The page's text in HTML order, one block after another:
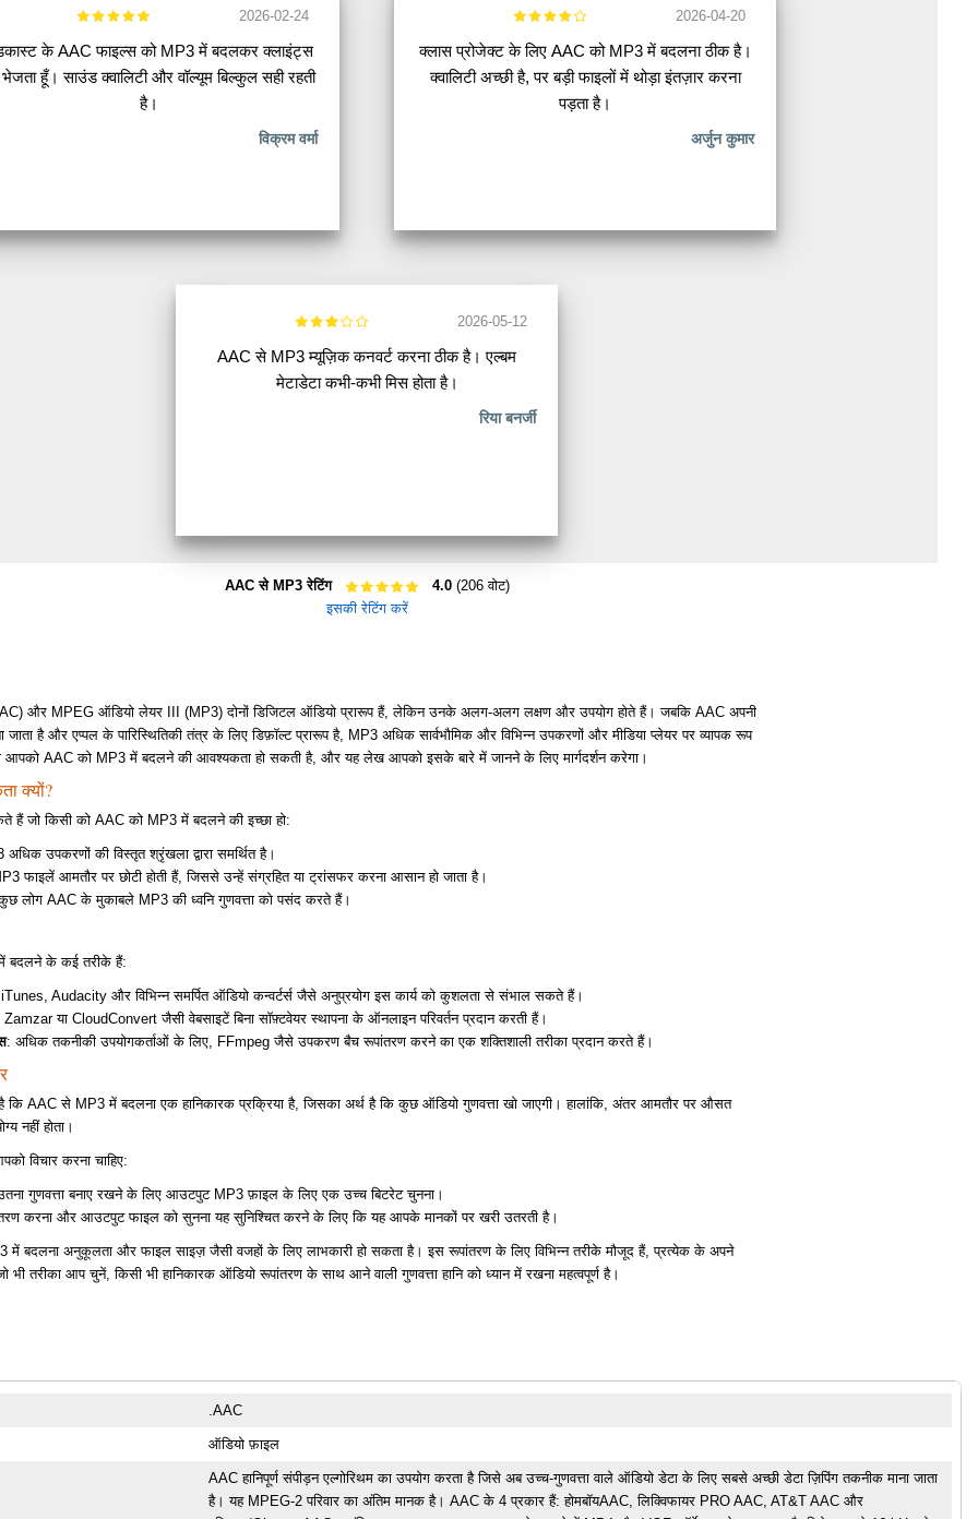
2026-02-24
के AAC फाइल्स को MP3 में बदलकर क्लाइंट्स
हूँ। साउंड क्वालिटी और वॉल्यूम बिल्कुल सही रहती
है।
विक्रम वर्मा
2026-04-20
क्लास प्रोजेक्ट के लिए AAC को MP3 में बदलना ठीक है।
क्वालिटी अच्छी है, पर बड़ी फाइलों में थोड़ा इंतज़ार करना
पड़ता है।
अर्जुन कुमार
2026-05-12
AAC से MP3 म्यूज़िक कनवर्ट करना ठीक है। एल्बम
मेटाडेटा कभी-कभी मिस होता है।
रिया बनर्जी
AAC से MP3 रेटिंग 4.0(206 वोट)
इसकी रेटिंग करें
और MPEG ऑडियो लेयर III (MP3) दोनों डिजिटल ऑडियो प्रारूप हैं, लेकिन उनके अलग-अलग लक्षण और उपयोग होते हैं। जबकि AAC अपनी
जाता है और एप्पल के पारिस्थितिकी तंत्र के लिए डिफ़ॉल्ट प्रारूप है, MP3 अधिक सार्वभौमिक और विभिन्न उपकरणों और मीडिया प्लेयर पर व्यापक रूप
आपको AAC को MP3 में बदलने की आवश्यकता हो सकती है, और यह लेख आपको इसके बारे में जानने के लिए मार्गदर्शन करेगा।
क्यों?
हैं जो किसी को AAC को MP3 में बदलने की इच्छा हो:
उपकरणों की विस्तृत श्रृंखला द्वारा समर्थित है।
फाइलें आमतौर पर छोटी होती हैं, जिससे उन्हें संग्रहित या ट्रांसफर करना आसान हो जाता है।
लोग AAC के मुकाबले MP3 की ध्वनि गुणवत्ता को पसंद करते हैं।
बदलने के कई तरीके हैं:
Audacity और विभिन्न समर्पित ऑडियो कन्वर्टर्स जैसे अनुप्रयोग इस कार्य को कुशलता से संभाल सकते हैं।
Zamzar या CloudConvert जैसी वेबसाइटें बिना सॉफ़्टवेयर स्थापना के ऑनलाइन परिवर्तन प्रदान करती हैं।
: अधिक तकनीकी उपयोगकर्ताओं के लिए, FFmpeg जैसे उपकरण बैच रूपांतरण करने का एक शक्तिशाली तरीका प्रदान करते हैं।
है कि AAC से MP3 में बदलना एक हानिकारक प्रक्रिया है, जिसका अर्थ है कि कुछ ऑडियो गुणवत्ता खो जाएगी। हालांकि, अंतर आमतौर पर औसत
नहीं होता।
विचार करना चाहिए:
गुणवत्ता बनाए रखने के लिए आउटपुट MP3 फ़ाइल के लिए एक उच्च बिटरेट चुनना।
करना और आउटपुट फाइल को सुनना यह सुनिश्चित करने के लिए कि यह आपके मानकों पर खरी उतरती है।
में बदलना अनुकूलता और फाइल साइज़ जैसी वजहों के लिए लाभकारी हो सकता है। इस रूपांतरण के लिए विभिन्न तरीके मौजूद हैं, प्रत्येक के अपने
तरीका आप चुनें, किसी भी हानिकारक ऑडियो रूपांतरण के साथ आने वाली गुणवत्ता हानि को ध्यान में रखना महत्वपूर्ण है।
.AAC
ऑडियो फ़ाइल
AAC हानिपूर्ण संपीड़न एल्गोरिथम का उपयोग करता है जिसे अब उच्च-गुणवत्ता वाले ऑडियो डेटा के लिए सबसे अच्छी डेटा ज़िपिंग तकनीक माना जाता
है। यह MPEG-2 परिवार का अंतिम मानक है। AAC के 4 प्रकार हैं: होमबॉयAAC, लिक्विफायर PRO AAC, AT&T AAC और